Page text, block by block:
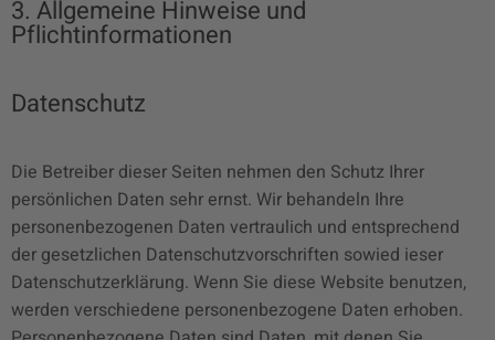
3. Allgemeine Hinweise und
Pflichtinformationen
Datenschutz
Die Betreiber dieser Seiten nehmen den Schutz Ihrer
persönlichen Daten sehr ernst. Wir behandeln Ihre
personenbezogenen Daten vertraulich und entsprechend
der gesetzlichen Datenschutzvorschriften sowied ieser
Datenschutzerklärung. Wenn Sie diese Website benutzen,
werden verschiedene personenbezogene Daten erhoben.